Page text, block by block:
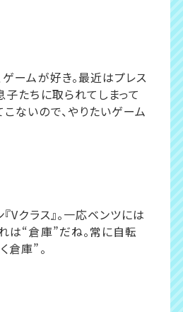
ゲームが好き。最近はプレス
子たちに取られてしまって
ないので、やりたいゲーム
Vクラス』。一応ベンツには
は“倉庫”だね。常に自転
倉庫”。